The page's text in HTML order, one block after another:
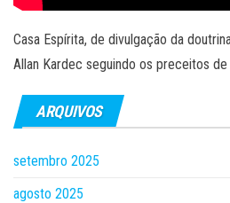
Casa Espírita, de divulgação da
Allan Kardec seguindo os preceitos de
ARQUIVOS
setembro 2025
agosto 2025